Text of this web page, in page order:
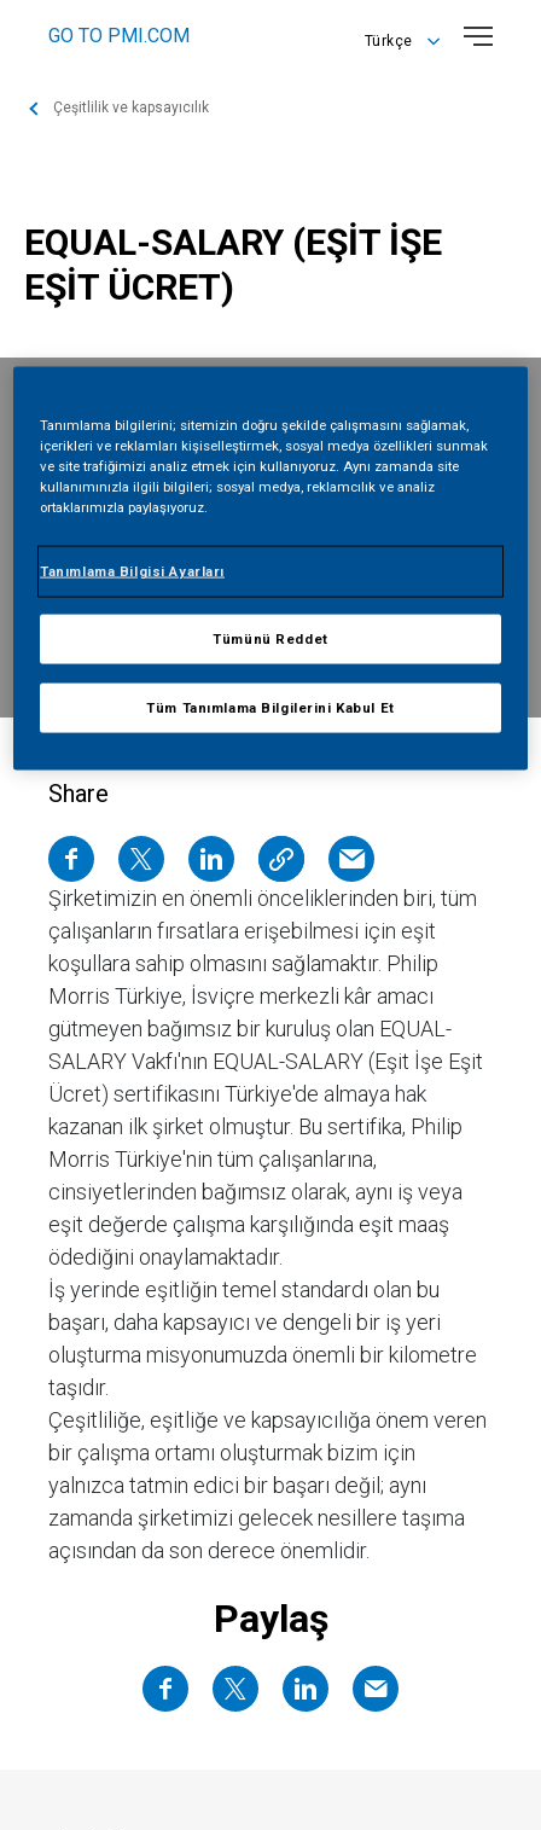
GO TO PMI.COM
Türkçe
Çeşitlilik ve kapsayıcılık
EQUAL-SALARY (EŞİT İŞE
EŞİT ÜCRET)
Share
Şirketimizin en önemli önceliklerinden biri, tüm
çalışanların fırsatlara erişebilmesi için eşit
koşullara sahip olmasını sağlamaktır. Philip
Morris Türkiye, İsviçre merkezli kâr amacı
gütmeyen bağımsız bir kuruluş olan EQUAL-
SALARY Vakfı'nın EQUAL-SALARY (Eşit İşe Eşit
Ücret) sertifikasını Türkiye'de almaya hak
kazanan ilk şirket olmuştur. Bu sertifika, Philip
Morris Türkiye'nin tüm çalışanlarına,
cinsiyetlerinden bağımsız olarak, aynı iş veya
eşit değerde çalışma karşılığında eşit maaş
ödediğini onaylamaktadır.
İş yerinde eşitliğin temel standardı olan bu
başarı, daha kapsayıcı ve dengeli bir iş yeri
oluşturma misyonumuzda önemli bir kilometre
taşıdır.
Çeşitliliğe, eşitliğe ve kapsayıcılığa önem veren
bir çalışma ortamı oluşturmak bizim için
yalnızca tatmin edici bir başarı değil; aynı
zamanda şirketimizi gelecek nesillere taşıma
açısından da son derece önemlidir.
Paylaş
Tanımlama bilgilerini; sitemizin doğru şekilde çalışmasını sağlamak,
içerikleri ve reklamları kişiselleştirmek, sosyal medya özellikleri sunmak
ve site trafiğimizi analiz etmek için kullanıyoruz. Aynı zamanda site
kullanımınızla ilgili bilgileri; sosyal medya, reklamcılık ve analiz
ortaklarımızla paylaşıyoruz.
Tanımlama Bilgisi Ayarları
Tümünü Reddet
Tüm Tanımlama Bilgilerini Kabul Et